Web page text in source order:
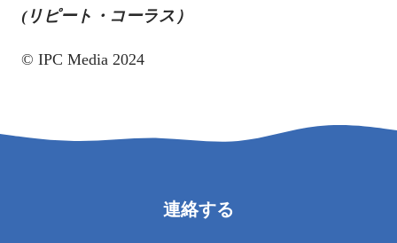
(リピート・コーラス）
© IPC Media 2024
連絡する